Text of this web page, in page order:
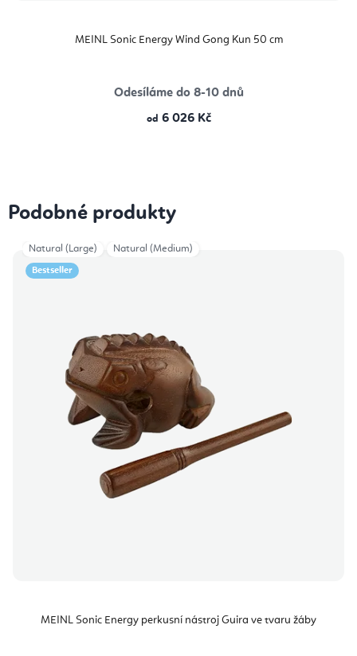
MEINL Sonic Energy Wind Gong Kun 50 cm
Odesíláme do 8-10 dnů
od 6 026 Kč
Podobné produkty
Bestseller
MEINL Sonic Energy perkusní nástroj Guira ve tvaru žáby
Natural (Large) Natural (Medium)